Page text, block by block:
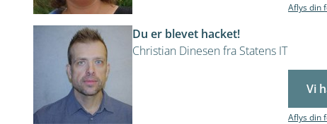
Aflys din
Du er blevet hacket!
Christian Dinesen fra Statens IT
Vi
Aflys din